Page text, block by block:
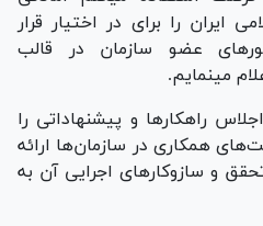
ایران را برای در اختیار قرار
عضو سازمان در قالب
مینمایم.
راهکار‌ها و پیشنهاداتی را
همکاری در سازمان‌ها ارائه
و سازوکار‌های اجرایی آن به